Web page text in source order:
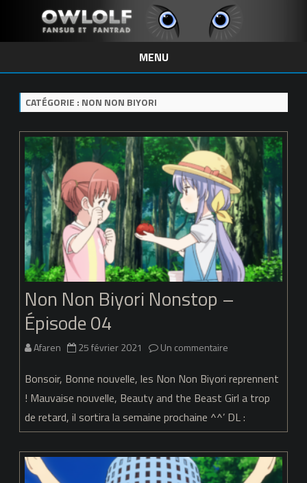
MENU
Skip
to
content
CATÉGORIE : NON NON BIYORI
Non Non Biyori Nonstop –
Épisode 04
Afaren 25 février 2021 Un commentaire
Non
Biyori
–
Bonsoir, Bonne nouvelle, les Non Non Biyori reprennent
! Mauvaise nouvelle, Beauty and the Beast Girl a trop
de retard, il sortira la semaine prochaine ^^’ DL :